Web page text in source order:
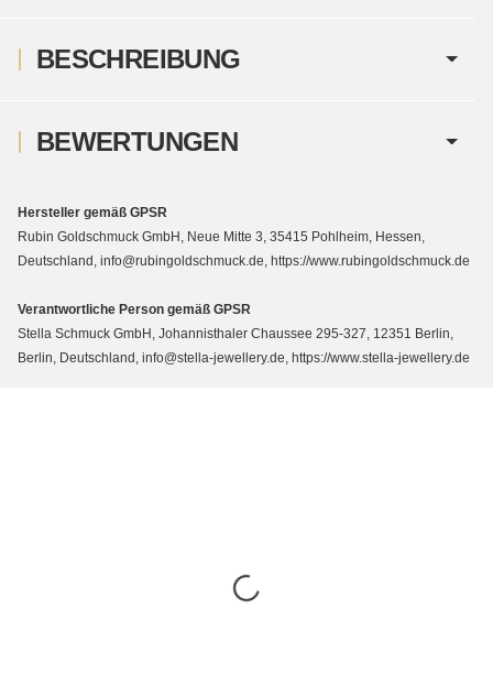
BESCHREIBUNG
BEWERTUNGEN
Hersteller gemäß GPSR
Rubin Goldschmuck GmbH, Neue Mitte 3, 35415 Pohlheim, Hessen,
Deutschland, info@rubingoldschmuck.de, https://www.rubingoldschmuck.de
Verantwortliche Person gemäß GPSR
Stella Schmuck GmbH, Johannisthaler Chaussee 295-327, 12351 Berlin,
Berlin, Deutschland, info@stella-jewellery.de, https://www.stella-jewellery.de